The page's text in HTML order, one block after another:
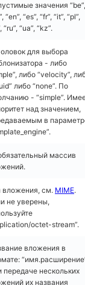
значения “be”,
“en”, “es”, “fr”, “it”, “pl”,
“ru”, “ua”, “kz”.
для выбора
- либо
либо “velocity”,
либо “none”. По
- “simple”.
над значением,
в
массив
вложения, см. MIME.
не уверены,
octet-stream”.
вложения в
передаче нескольких
их названия